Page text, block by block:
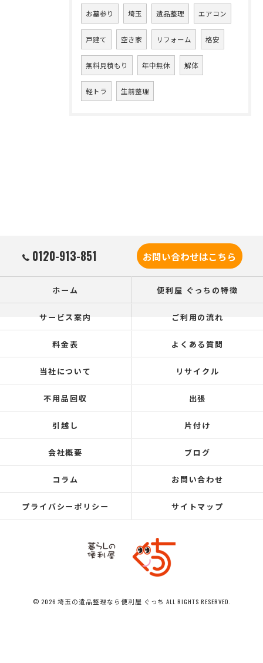
お墓参り 埼玉 遺品整理 エアコン
戸建て 空き家 リフォーム 格安
無料見積もり 年中無休 解体
軽トラ 生前整理
0120-913-851 お問い合わせはこちら
ホーム 便利屋 ぐっちの特徴
サービス案内 ご利用の流れ
料金表 よくある質問
当社について リサイクル
不用品回収 出張
引越し 片付け
会社概要 ブログ
コラム お問い合わせ
プライバシーポリシー サイトマップ
© 2026 埼玉の遺品整理なら便利屋 ぐっち ALL RIGHTS RESERVED.